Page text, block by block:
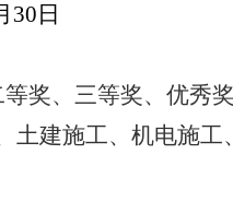
30 日
奖、三等奖、优秀奖
土建施工、机电施